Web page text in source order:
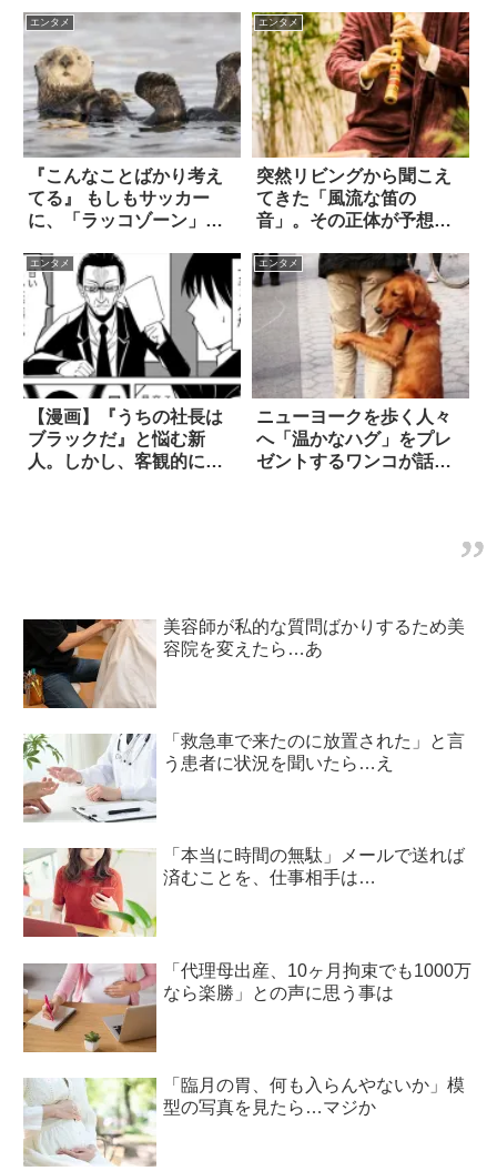
エンタメ
『こんなことばかり考え
てる』 もしもサッカー
に、「ラッコゾーン」が
エンタメ
突然リビングから聞こえ
てきた「風流な笛の
音」。その正体が予想外
エンタメ
【漫画】『うちの社長は
ブラックだ』と悩む新
人。しかし、客観的に見
エンタメ
ニューヨークを歩く人々
へ「温かなハグ」をプレ
ゼントするワンコが話題
美容師が私的な質問ばかりするため美
容院を変えたら…あ
「救急車で来たのに放置された」と言
う患者に状況を聞いたら…え
「本当に時間の無駄」メールで送れば
済むことを、仕事相手は…
「代理母出産、10ヶ月拘束でも1000万
なら楽勝」との声に思う事は
「臨月の胃、何も入らんやないか」模
型の写真を見たら…マジか